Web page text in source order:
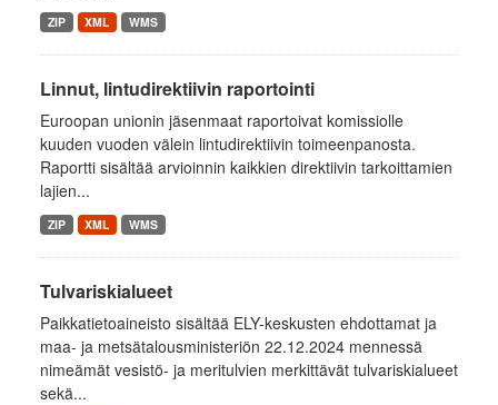
ZIP XML WMS
Linnut, lintudirektiivin raportointi
Euroopan unionin jäsenmaat raportoivat komissiolle
kuuden vuoden välein lintudirektiivin toimeenpanosta.
Raportti sisältää arvioinnin kaikkien direktiivin tarkoittamien
lajien...
ZIP XML WMS
Tulvariskialueet
Paikkatietoaineisto sisältää ELY-keskusten ehdottamat ja
maa- ja metsätalousministeriön 22.12.2024 mennessä
nimeämät vesistö- ja meritulvien merkittävät tulvariskialueet
sekä...